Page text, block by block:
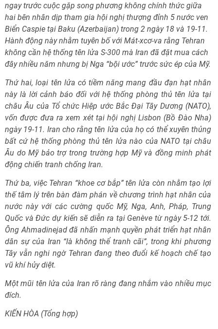
ngay trước cuộc gặp song phương không chính thức giữa
hai bên nhân dịp tham gia hội nghị thượng đỉnh 5 nước ven
Biển Caspie tại Baku (Azerbaijan) trong 2 ngày 18 và 19-11.
Hành động này nhằm tuyên bố với Mát-xcơ-va rằng Tehran
không cần hệ thống tên lửa S-300 mà Iran đã đặt mua cách
đây nhiều năm nhưng bị Nga “bội ước” trước sức ép của Mỹ.
Thứ hai, loại tên lửa có tiềm năng mang đầu đạn hạt nhân
này là lời cảnh báo đối với hệ thống phòng thủ tên lửa tại
châu Âu của Tổ chức Hiệp ước Bắc Đại Tây Dương (NATO),
vốn được đưa ra xem xét tại hội nghị Lisbon (Bồ Đào Nha)
ngày 19-11. Iran cho rằng tên lửa của họ có thể xuyên thủng
bất cứ hệ thống phòng thủ tên lửa nào của NATO tại châu
Âu do Mỹ bảo trợ trong trường hợp Mỹ và đồng minh phát
động chiến tranh chống Iran.
Thứ ba, việc Tehran “khoe cơ bắp” tên lửa còn nhằm tạo lợi
thế tâm lý trên bàn đàm phán về chương trình hạt nhân của
nước này với các cường quốc Mỹ, Nga, Anh, Pháp, Trung
Quốc và Đức dự kiến sẽ diễn ra tại Genève từ ngày 5-12 tới.
Ông Ahmadinejad đã nhấn mạnh quyền phát triển hạt nhân
dân sự của Iran “là không thể tranh cãi”, trong khi phương
Tây vẫn nghi ngờ Tehran đang theo đuổi kế hoạch chế tạo
vũ khí hủy diệt.
Một mũi tên lửa của Iran rõ ràng đang nhắm vào nhiều mục
đích.
KIẾN HÒA (Tổng hợp)